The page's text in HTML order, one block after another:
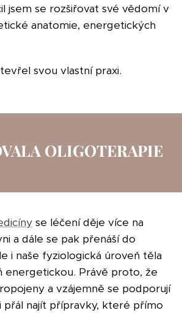
jsem se rozšiřovat své vědomí v
anatomie, energetických
svou vlastní praxi.
OLIGOTERAPIE
se léčení děje více na
a dále se pak přenáší do
i naše fyziologická úroveň těla
energetickou. Právě proto, že
a vzájemně se podporují
přál najít přípravky, které přímo